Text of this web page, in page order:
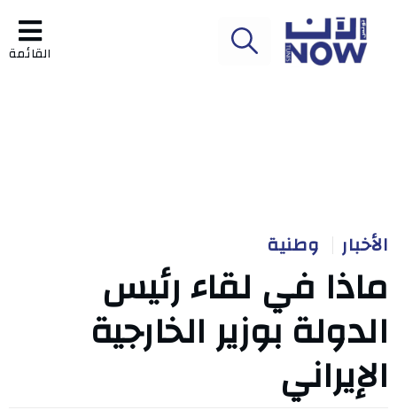
القائمة
الأخبار وطنية
ماذا في لقاء رئيس
الدولة بوزير الخارجية
الإيراني